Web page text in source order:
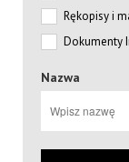
Rękopisy i
Dokumenty
Nazwa